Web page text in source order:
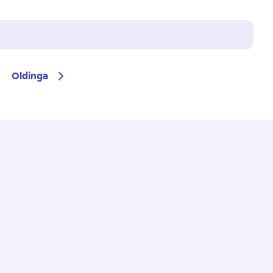
Oldinga